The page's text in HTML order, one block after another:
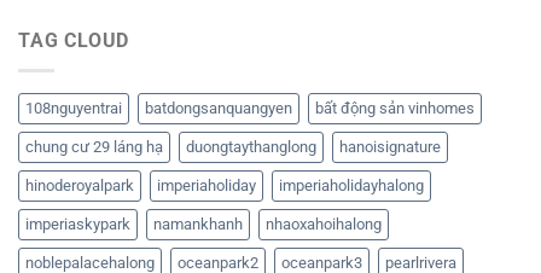
TAG CLOUD
108nguyentrai batdongsanquangyen bất động sản vinhomes
chung cư 29 láng hạ duongtaythanglong hanoisignature
hinoderoyalpark imperiaholiday imperiaholidayhalong
imperiaskypark namankhanh nhaoxahoihalong
noblepalacehalong oceanpark2 oceanpark3 pearlrivera